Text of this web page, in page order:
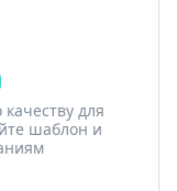
для
шаблон и